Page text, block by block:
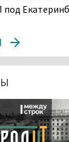
в
балкон, чтобы
BMW